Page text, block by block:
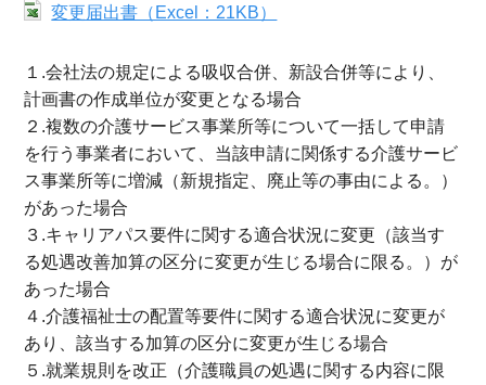
変更届出書（Excel：21KB）
１.会社法の規定による吸収合併、新設合併等により、
計画書の作成単位が変更となる場合
２.複数の介護サービス事業所等について一括して申請
を行う事業者において、当該申請に関係する介護サービ
ス事業所等に増減（新規指定、廃止等の事由による。）
があった場合
３.キャリアパス要件に関する適合状況に変更（該当す
る処遇改善加算の区分に変更が生じる場合に限る。）が
あった場合
４.介護福祉士の配置等要件に関する適合状況に変更が
あり、該当する加算の区分に変更が生じる場合
５.就業規則を改正（介護職員の処遇に関する内容に限